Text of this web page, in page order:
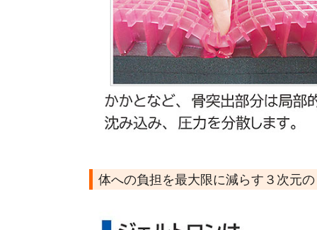
体への負担を最大限に減らす３次元